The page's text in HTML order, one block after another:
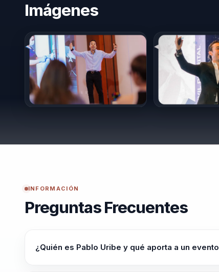
En resumen, Pablo Uribe es un líder en su
convertido en un recurso invaluable para
Imágenes
INFORMACIÓN
Preguntas Frecuentes
¿Quién es Pablo Uribe y qué aporta a un